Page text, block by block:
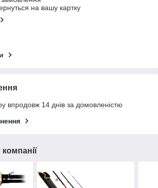
на вашу картку
впродовж 14 днів за домовленістю